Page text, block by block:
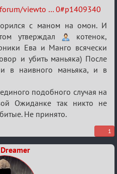
viewto … 0#p1409340
с маном на омон. И
утверждал
котенок,
Ева и Манго всячески
и убить маньяка) После
в наивного маньяка, и в
подобного случая на
Ожиданке так никто не
Не принято.
1